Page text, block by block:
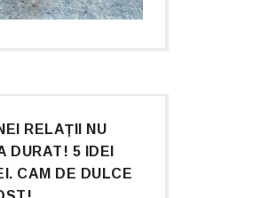
RELAȚII NU
DURAT! 5 IDEI
CAM DE DULCE